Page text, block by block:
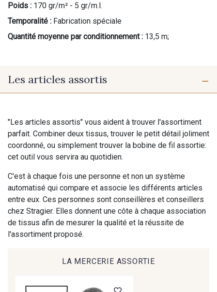
Poids : 170 gr/m² - 5 gr/m.l.
Temporalité : Fabrication spéciale
Quantité moyenne par conditionnement : 13,5 m;
Les articles assortis
"Les articles assortis" vous aident à trouver l'assortiment
parfait. Combiner deux tissus, trouver le petit détail joliment
coordonné, ou simplement trouver la bobine de fil assortie:
cet outil vous servira au quotidien.
C'est à chaque fois une personne et non un système
automatisé qui compare et associe les différents articles
entre eux. Ces personnes sont conseillères et conseillers
chez Stragier. Elles donnent une côte à chaque association
de tissus afin de mesurer la qualité et la réussite de
l'assortiment proposé.
LA MERCERIE ASSORTIE